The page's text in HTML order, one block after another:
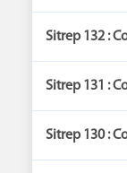
Sitrep 132 :
Sitrep 131 :
Sitrep 130 :